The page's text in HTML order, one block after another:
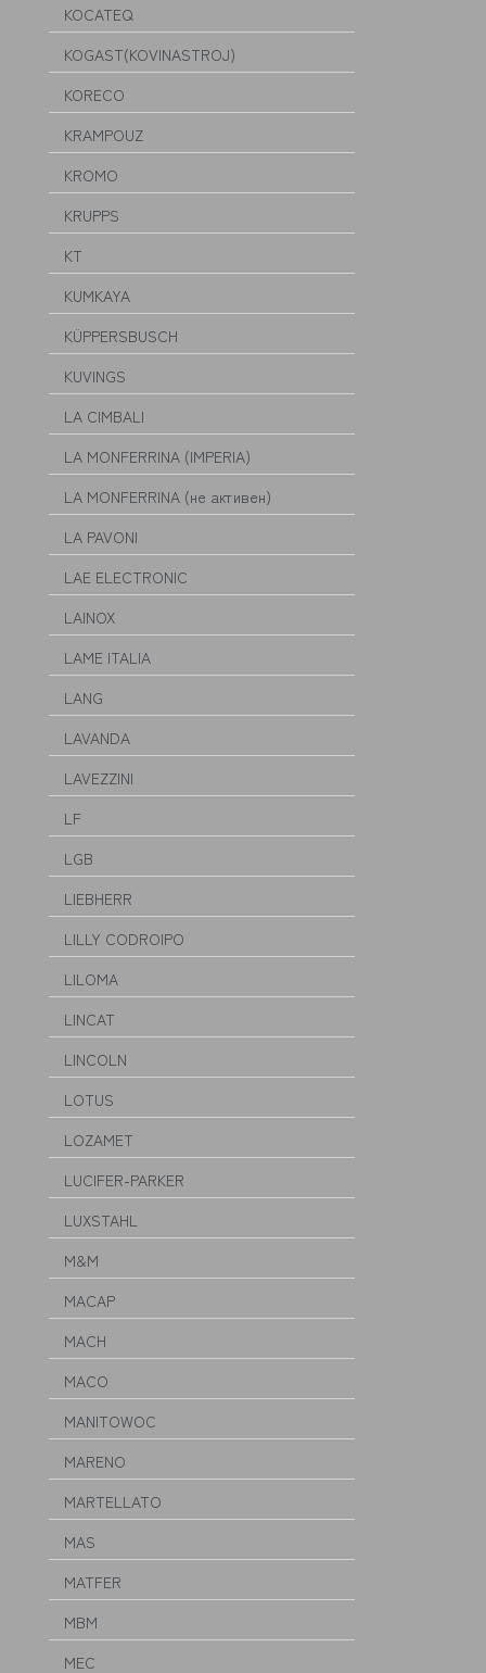
KOCATEQ
KOGAST(KOVINASTROJ)
KORECO
KRAMPOUZ
KROMO
KRUPPS
KT
KUMKAYA
KÜPPERSBUSCH
KUVINGS
LA CIMBALI
LA MONFERRINA (IMPERIA)
LA MONFERRINA (не активен)
LA PAVONI
LAE ELECTRONIC
LAINOX
LAME ITALIA
LANG
LAVANDA
LAVEZZINI
LF
LGB
LIEBHERR
LILLY CODROIPO
LILOMA
LINCAT
LINCOLN
LOTUS
LOZAMET
LUCIFER-PARKER
LUXSTAHL
M&M
MACAP
MACH
MACO
MANITOWOC
MARENO
MARTELLATO
MAS
MATFER
MBM
MEC